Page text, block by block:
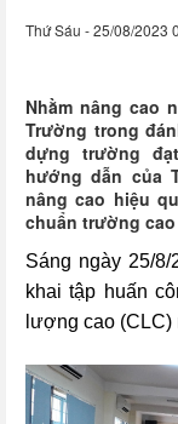
Thứ Sáu - 25/08/2023
Nhằm nâng cao
Trường trong
dựng trường
hướng dẫn của
nâng cao hiệu
chuẩn trường
Sáng ngày 25/8/
khai tập huấn
lượng cao (CLC)